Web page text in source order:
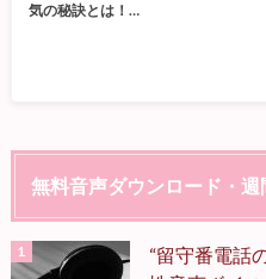
気の秘訣とは！…
無料音声ダウンロード・
“留守番電話